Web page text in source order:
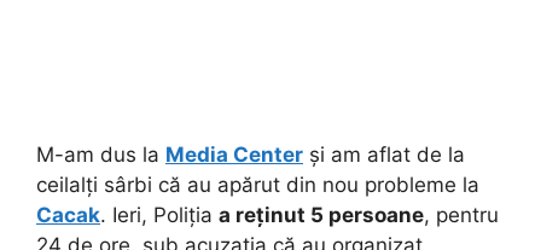
M-am dus la Media Center și am aflat de la
ceilalți sârbi că au apărut din nou probleme la
Cacak. Ieri, Poliția a reținut 5 persoane, pentru
24 de ore, sub acuzația că au organizat